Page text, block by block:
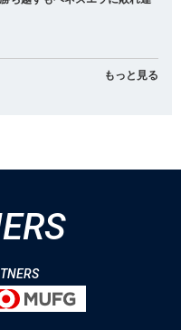
もっと見る